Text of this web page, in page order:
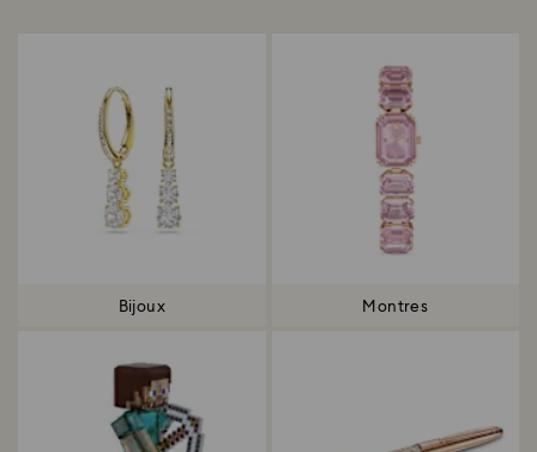
Bijoux Montres